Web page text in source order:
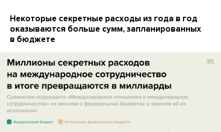
Некоторые секретные расходы из года в год
оказываются больше сумм, запланированных
в бюджете